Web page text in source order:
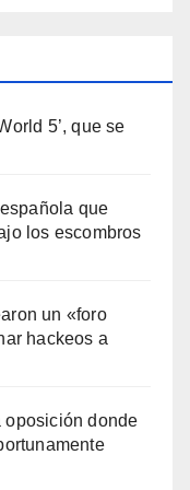
5’, que se
que
los escombros
un «foro
hackeos a
oposición donde